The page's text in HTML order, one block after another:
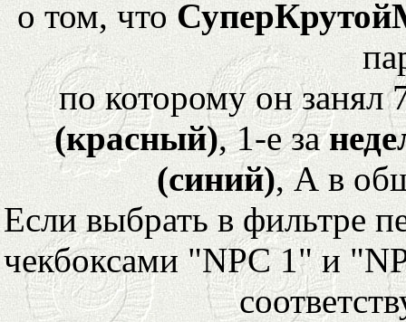
о том, что
по которому он
(красный), 1-е за
(синий), А в
Если выбрать в фильтре
чекбоксами "NPC 1" и